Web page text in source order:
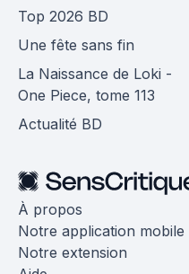
Top 2026 BD
Une fête sans fin
La Naissance de Loki -
One Piece, tome 113
Actualité BD
À propos
Notre application mobile
Notre extension